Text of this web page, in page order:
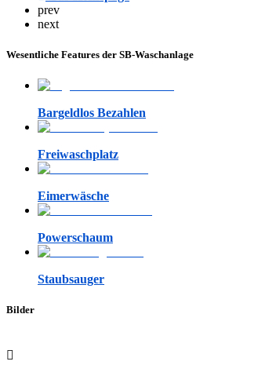
prev
next
Wesentliche Features der SB-Waschanlage
Bargeldlos Bezahlen
Freiwaschplatz
Eimerwäsche
Powerschaum
Staubsauger
Bilder